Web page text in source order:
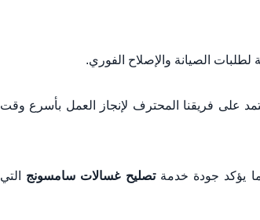
لطلبات الصيانة والإصلاح الفوري.
على فريقنا المحترف لإنجاز العمل بأسرع وقت
يؤكد جودة خدمةتصليح غسالات سامسونج التي